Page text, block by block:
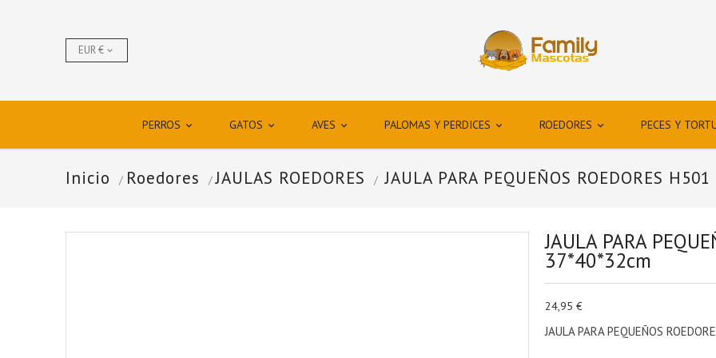
EUR € 

PERROS 
GATOS 
AVES 
PALOMAS Y PERDICES 
ROEDORES PECES Y
Inicio Roedores JAULAS ROEDORES JAULA PARA PEQUEÑOS ROEDORES
JAULA PARA
37*40*32cm
24,95 €
JAULA PARA PEQUEÑOS